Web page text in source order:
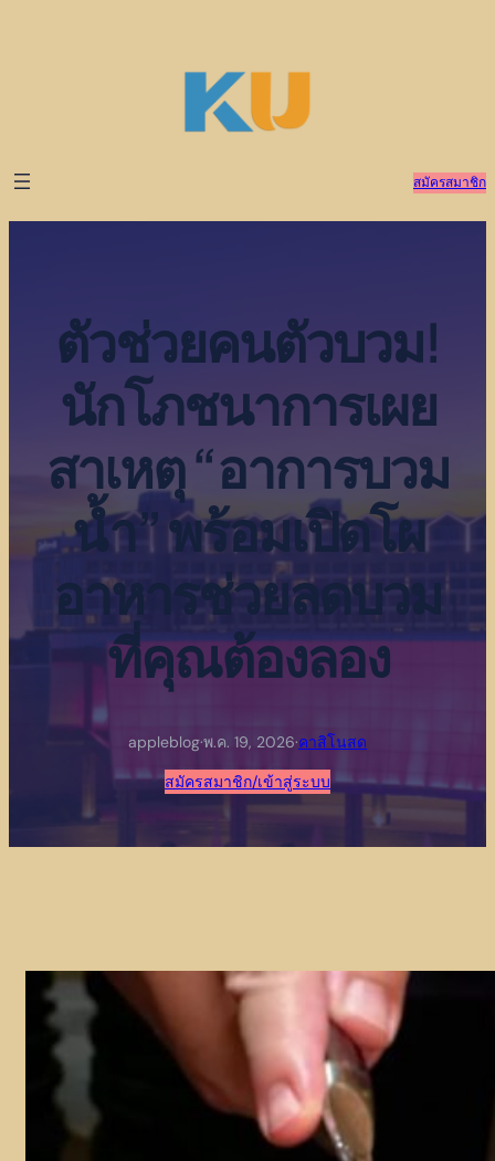
สมัครสมาชิก
ตัวช่วยคนตัวบวม!
นักโภชนาการเผย
สาเหตุ “อาการบวม
น้ำ” พร้อมเปิดโผ
อาหารช่วยลดบวม
ที่คุณต้องลอง
appleblog·พ.ค. 19, 2026·คาสิโนสด
สมัครสมาชิก/เข้าสู่ระบบ